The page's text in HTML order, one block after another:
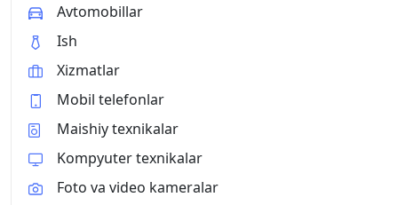
Avtomobillar
Ish
Xizmatlar
Mobil telefonlar
Maishiy texnikalar
Kompyuter texnikalar
Foto va video kameralar